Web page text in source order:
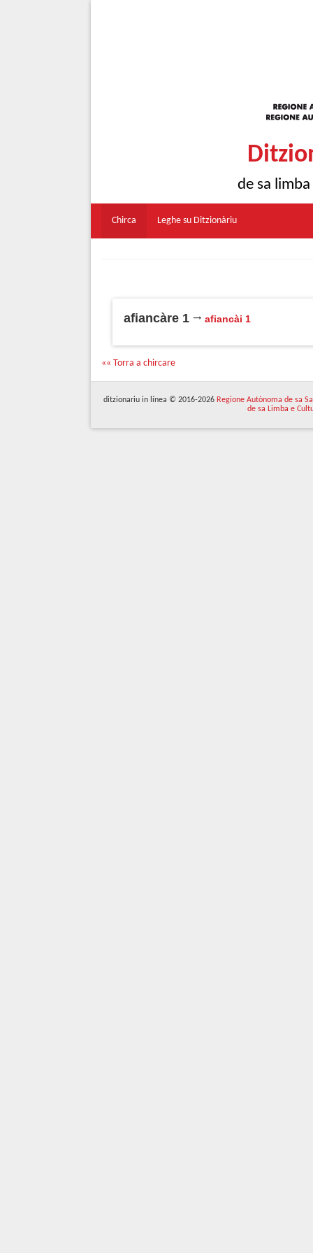
de sa
Chirca Leghe su Ditzionàriu
afiancàre 1 afiancài 1
«« Torra a chircare
ditzionariu in línea © 2016-2026 Regione Autònoma de sa
de sa Limba e